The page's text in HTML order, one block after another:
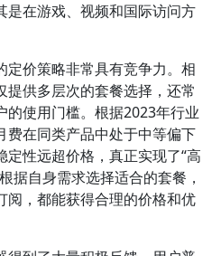
是在游戏、视频和国际访问方
定价策略非常具有竞争力。相
提供多层次的套餐选择，还常
的使用门槛。根据2023年行业
费在同类产品中处于中等偏下
性远超价格，真正实现了“高
据自身需求选择适合的套餐，
阅，都能获得合理的价格和优